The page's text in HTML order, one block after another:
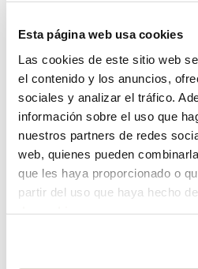
Esta página web usa cookies
Las cookies de este sitio web
el contenido y los anuncios,
sociales y analizar el tráfico.
información sobre el uso que
nuestros partners de redes
web, quienes pueden
que les haya proporcionado o
partir del uso que haya hecho
¿Has olvidado tu contraseña?